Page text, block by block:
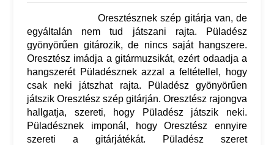
Oresztésznek szép gitárja van, de
egyáltalán nem tud játszani rajta. Püladész
gyönyörűen gitározik, de nincs saját hangszere.
Oresztész imádja a gitármuzsikát, ezért odaadja a
hangszerét Püladésznek azzal a feltétellel, hogy
csak neki játszhat rajta. Püladész gyönyörűen
játszik Oresztész szép gitárján. Oresztész rajongva
hallgatja, szereti, hogy Püladész játszik neki.
Püladésznek imponál, hogy Oresztész ennyire
szereti a gitárjátékát. Püladész szeret